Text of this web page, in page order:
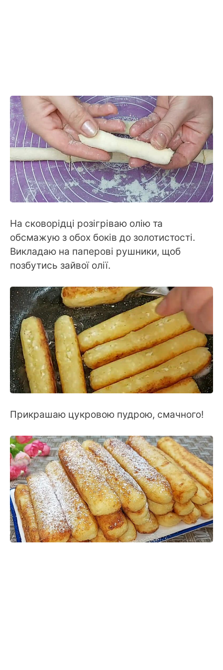
На сковорідці розігріваю олію та
обсмажую з обох боків до золотистості.
Викладаю на паперові рушники, щоб
позбутись зайвої олії.
Прикрашаю цукровою пудрою, смачного!